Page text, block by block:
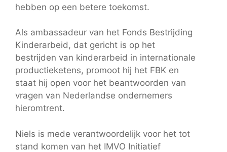
hebben op een betere toekomst.
Als ambassadeur van het Fonds Bestrijding
Kinderarbeid, dat gericht is op het
bestrijden van kinderarbeid in internationale
productieketens, promoot hij het FBK en
staat hij open voor het beantwoorden van
vragen van Nederlandse ondernemers
hieromtrent.
Niels is mede verantwoordelijk voor het tot
stand komen van het IMVO Initiatief